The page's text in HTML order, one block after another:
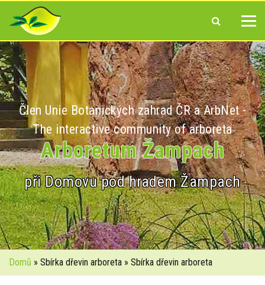
Člen Unie Botanických zahrad ČR a ArbNet -
The interactive community of arboreta
Arboretum Žampach
při Domovu pod hradem Žampach
Domů » Sbírka dřevin arboreta » Sbírka dřevin arboreta